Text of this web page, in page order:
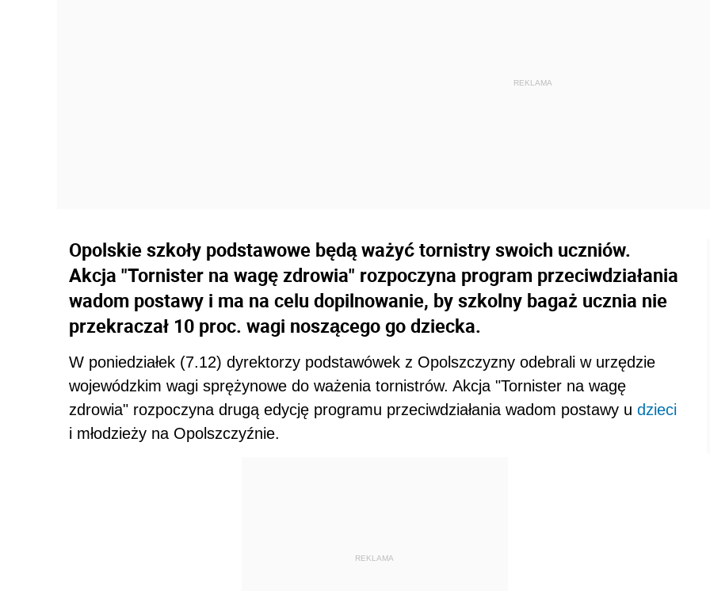
Opolskie szkoły podstawowe będą ważyć tornistry swoich uczniów.
Akcja "Tornister na wagę zdrowia" rozpoczyna program przeciwdziałania
wadom postawy i ma na celu dopilnowanie, by szkolny bagaż ucznia nie
przekraczał 10 proc. wagi noszącego go dziecka.
W poniedziałek (7.12) dyrektorzy podstawówek z Opolszczyzny odebrali w urzędzie
wojewódzkim wagi sprężynowe do ważenia tornistrów. Akcja "Tornister na wagę
zdrowia" rozpoczyna drugą edycję programu przeciwdziałania wadom postawy u dzieci
i młodzieży na Opolszczyźnie.
REKLAMA